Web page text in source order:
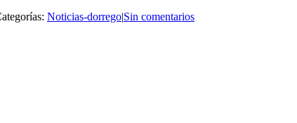
Noticias-dorrego|Sin comentarios